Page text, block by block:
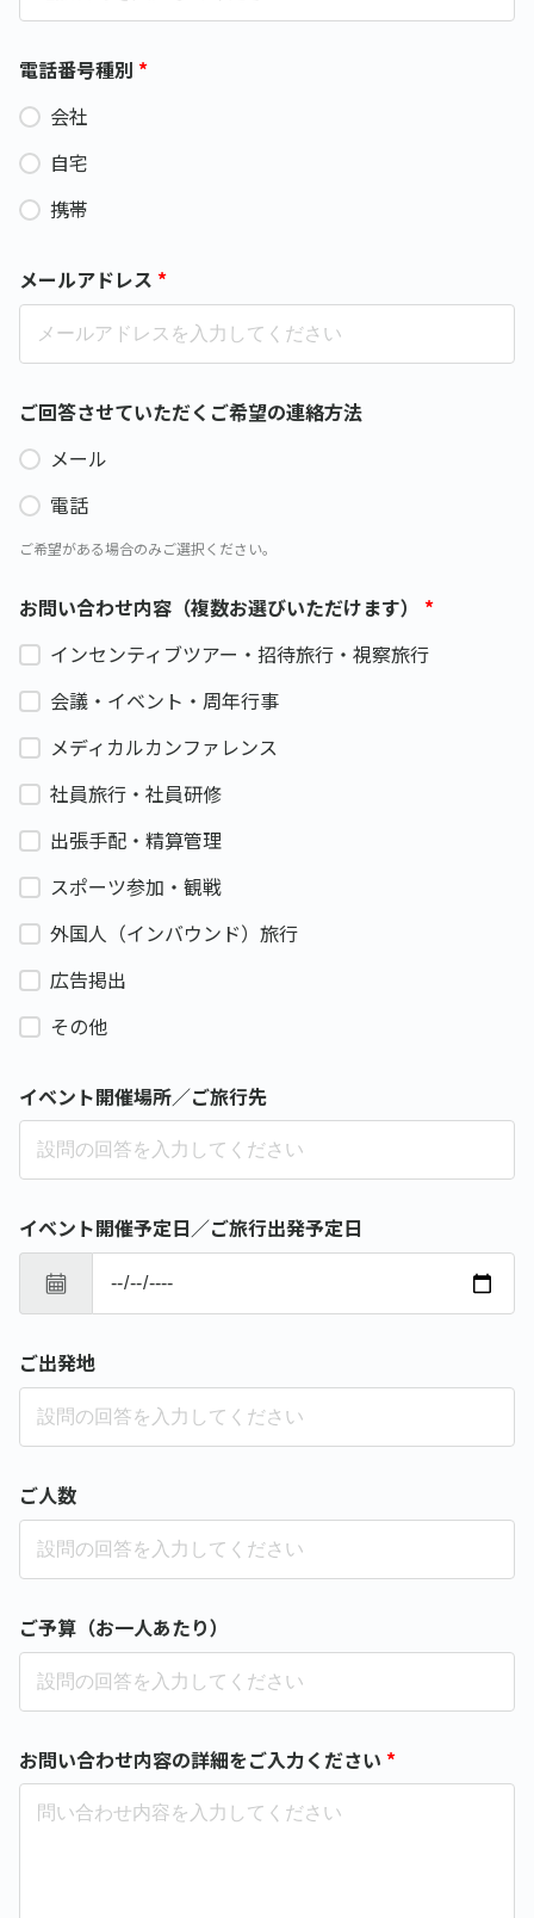
電話番号種別 *
会社
自宅
携帯
メールアドレス *
ご回答させていただくご希望の連絡方法
メール
電話
ご希望がある場合のみご選択ください。
お問い合わせ内容（複数お選びいただけます）
*
インセンティブツアー・招待旅行・視察旅行
会議・イベント・周年行事
メディカルカンファレンス
社員旅行・社員研修
出張手配・精算管理
スポーツ参加・観戦
外国人（インバウンド）旅行
広告掲出
その他
イベント開催場所／ご旅行先
イベント開催予定日／ご旅行出発予定日
ご出発地
ご人数
ご予算（お一人あたり）
お問い合わせ内容の詳細をご入力ください *